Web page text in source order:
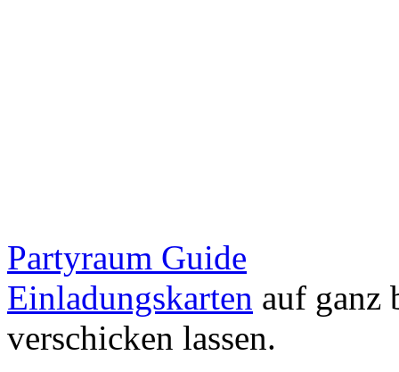
Partyraum Guide
Einladungskarten auf ganz
verschicken lassen.